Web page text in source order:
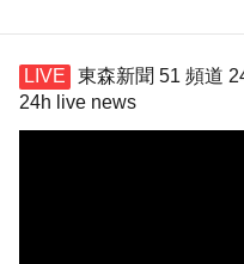
東森新聞 51 頻道
24h live news